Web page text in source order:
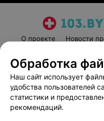
О проекте Новости
Пользовательское
Написать
Обработка
Наш сайт использует
удобства пользователей
статистики и
рекомендаций.